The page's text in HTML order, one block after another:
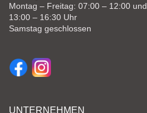
Montag – Freitag: 07:00 – 12:00 und
13:00 – 16:30 Uhr
Samstag geschlossen
UNTERNEHMEN